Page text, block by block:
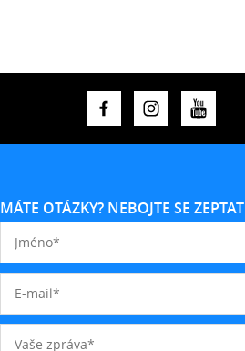
MÁTE OTÁZKY? NEBOJTE SE ZEPTAT